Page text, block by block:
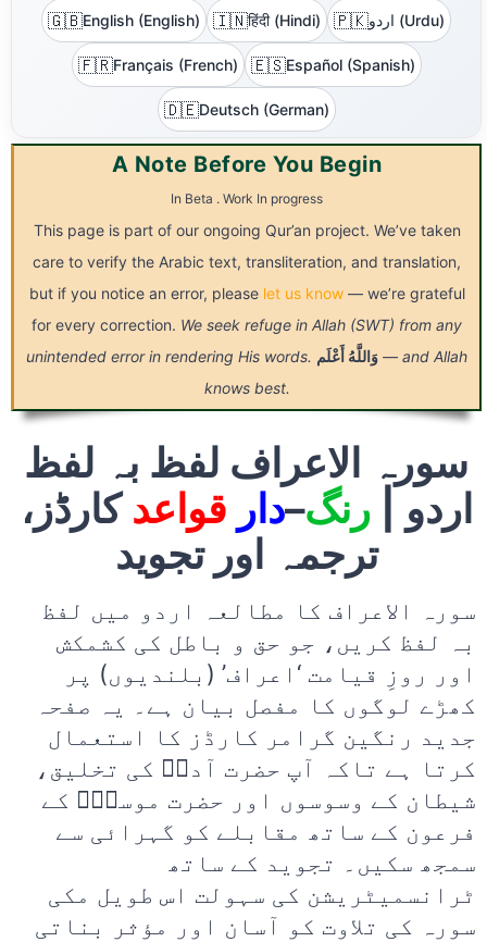
🇬🇧English (English) 🇮🇳हिंदी (Hindi) 🇵🇰 اردو (Urdu)
🇫🇷Français (French) 🇪🇸Español (Spanish)
🇩🇪Deutsch (German)
A Note Before You Begin
In Beta . Work In progress
This page is part of our ongoing Qur’an project. We’ve taken
care to verify the Arabic text, transliteration, and translation,
but if you notice an error, please let us know— we’re grateful
for every correction. We seek refuge in Allah (SWT) from any
unintended error in rendering His words.
وَاللَّهُ أَعْلَم
— and Allah
knows best.
سورہ الاعراف لفظ بہ لفظ
اردو |رنگ–دار قواعدکارڈز،
ترجمہ اور تجوید
سورہ الاعراف کا مطالعہ اردو میں لفظ
بہ لفظ کریں، جو حق و باطل کی کشمکش
اور روزِ قیامت ‘اعراف’ (بلندیوں) پر
کھڑے لوگوں کا مفصل بیان ہے۔ یہ صفحہ
جدید رنگین گرامر کارڈز کا استعمال
کرتا ہے تاکہ آپ حضرت آدمؑ کی تخلیق،
شیطان کے وسوسوں اور حضرت موسیٰؑ کے
فرعون کے ساتھ مقابلے کو گہرائی سے
سمجھ سکیں۔ تجوید کے ساتھ
ٹرانسمیٹریشن کی سہولت اس طویل مکی
سورہ کی تلاوت کو آسان اور مؤثر بناتی